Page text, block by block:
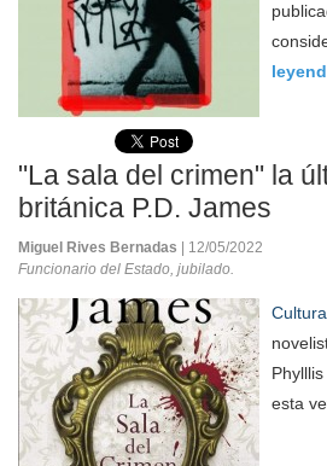
"La sala del crimen" la
británica P.D. James
Miguel Rives Bernadas
| 12/05/2022
Funcionario del Estado, jubilado.
Cultura
esta